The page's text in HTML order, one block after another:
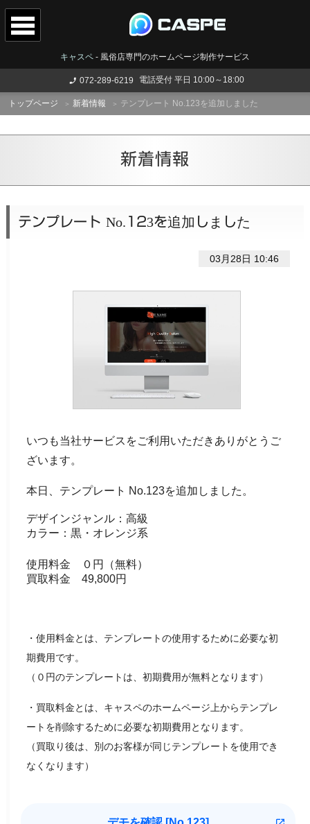
キャスペ - 風俗店専門のホームページ制作サービス
072-289-6219 電話受付 平日 10:00～18:00
トップページ 新着情報 テンプレート No.123を追加しました
新着情報
テンプレート No.123を追加しました
03月28日 10:46
いつも当社サービスをご利用いただきありがとうご
ざいます。
本日、テンプレート No.123を追加しました。
デザインジャンル：高級
カラー：黒・オレンジ系
使用料金 ０円（無料）
買取料金 49,800円
・使用料金とは、テンプレートの使用するために必要な初
期費用です。
（０円のテンプレートは、初期費用が無料となります）
・買取料金とは、キャスペのホームページ上からテンプレ
ートを削除するために必要な初期費用となります。
（買取り後は、別のお客様が同じテンプレートを使用でき
なくなります）